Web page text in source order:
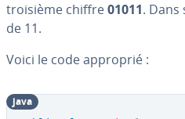
troisième chiffre01011. Dans
de 11.
Voici le code approprié :
java